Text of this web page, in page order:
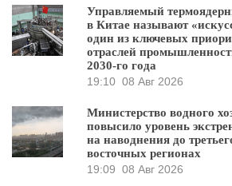
Управляемый
в Китае называют
один из ключевых
отраслей
2030-го года
19:10 08 Авг 2026
Министерство водного
повысило уровень
на наводнения до
восточных регионах
19:09 08 Авг 2026